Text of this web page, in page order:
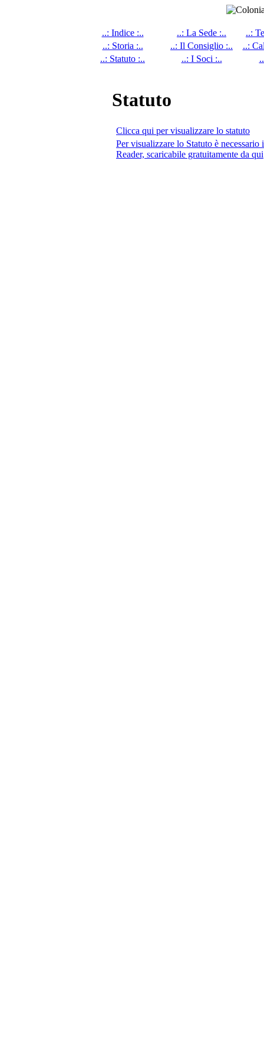
..: Indice :.. ..: La Sede :..
..:
..: Storia :..
..: Il Consiglio :..
..:
..: Statuto :..
..: I Soci :..
Statuto
Clicca qui per visualizzare lo statuto
Per visualizzare lo Statuto è
Reader, scaricabile gratuitamente da qui